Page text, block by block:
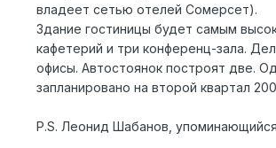
владеет сетью отелей Сомерсет).
Здание гостиницы будет самым
кафетерий и три конференц-зала.
офисы. Автостоянок построят две.
запланировано на второй квартал
P.S. Леонид Шабанов,